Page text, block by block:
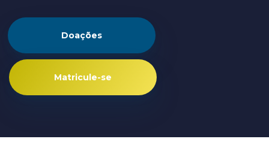
Doações
Matricule-se